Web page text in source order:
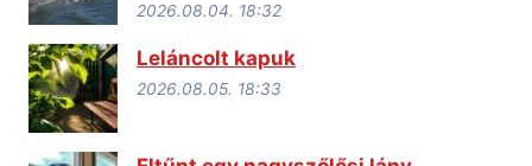
2026.08.04. 18:32
Leláncolt kapuk
2026.08.05. 18:33